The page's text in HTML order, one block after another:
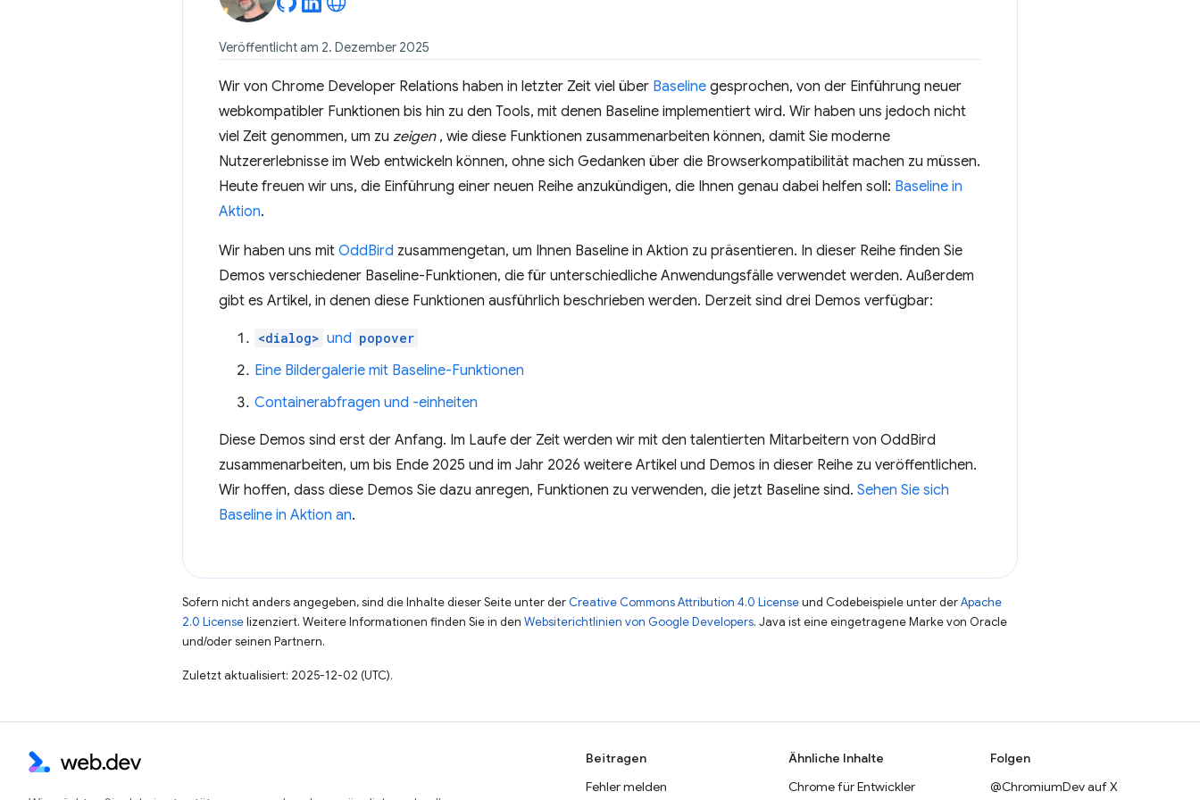
Veröffentlicht am 2. Dezember 2025
Wir von Chrome Developer Relations haben in letzter Zeit viel über Baseline gesprochen, von der Einführung neuer
webkompatibler Funktionen bis hin zu den Tools, mit denen Baseline implementiert wird. Wir haben uns jedoch nicht
viel Zeit genommen, um zu zeigen, wie diese Funktionen zusammenarbeiten können, damit Sie moderne
Nutzererlebnisse im Web entwickeln können, ohne sich Gedanken über die Browserkompatibilität machen zu müssen.
Heute freuen wir uns, die Einführung einer neuen Reihe anzukündigen, die Ihnen genau dabei helfen soll: Baseline in
Aktion.
Wir haben uns mit OddBird zusammengetan, um Ihnen Baseline in Aktion zu präsentieren. In dieser Reihe finden Sie
Demos verschiedener Baseline-Funktionen, die für unterschiedliche Anwendungsfälle verwendet werden. Außerdem
gibt es Artikel, in denen diese Funktionen ausführlich beschrieben werden. Derzeit sind drei Demos verfügbar:
<dialog> und popover
Eine Bildergalerie mit Baseline-Funktionen
Containerabfragen und -einheiten
Diese Demos sind erst der Anfang. Im Laufe der Zeit werden wir mit den talentierten Mitarbeitern von OddBird
zusammenarbeiten, um bis Ende 2025 und im Jahr 2026 weitere Artikel und Demos in dieser Reihe zu veröffentlichen.
Wir hoffen, dass diese Demos Sie dazu anregen, Funktionen zu verwenden, die jetzt Baseline sind. Sehen Sie sich
Baseline in Aktion an.
Sofern nicht anders angegeben, sind die Inhalte dieser Seite unter der Creative Commons Attribution 4.0 Licenseund Codebeispiele unter derApache
2.0 Licenselizenziert. Weitere Informationen finden Sie in den Websiterichtlinien von Google Developers. Java ist eine eingetragene Marke von Oracle
und/oder seinen Partnern.
Zuletzt aktualisiert: 2025-12-02 (UTC).
Beitragen
Fehler melden
Ähnliche Inhalte
Chrome für Entwickler
Folgen
@ChromiumDev auf X